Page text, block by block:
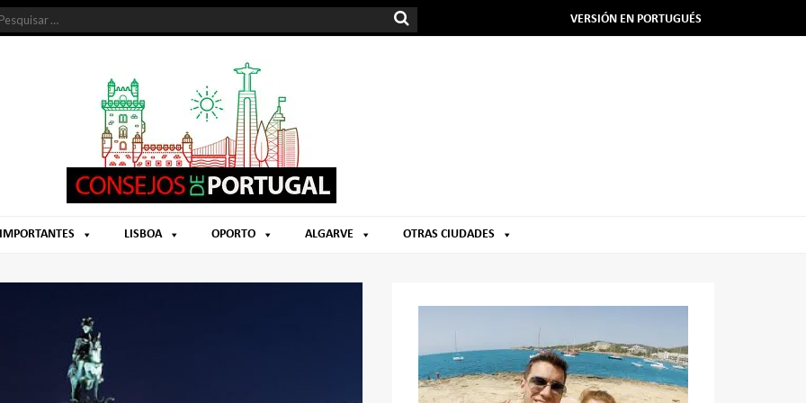
VERSIÓN EN PORTUGUÉS
LISBOA OPORTO ALGARVE OTRAS CIUDADES